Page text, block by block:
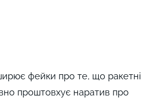
фейки про те, що ракетні
проштовхує наратив про